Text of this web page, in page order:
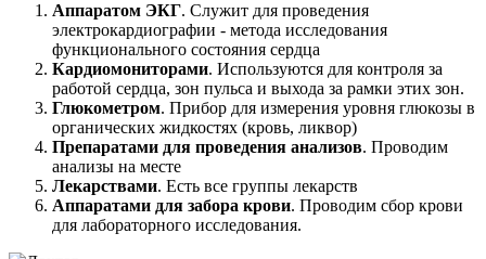
Аппаратом ЭКГ. Служит для проведения
электрокардиографии - метода исследования
функционального состояния сердца
Кардиомониторами. Используются для контроля за
работой сердца, зон пульса и выхода за рамки этих зон.
Глюкометром. Прибор для измерения уровня глюкозы в
органических жидкостях (кровь, ликвор)
Препаратами для проведения анализов. Проводим
анализы на месте
Лекарствами. Есть все группы лекарств
Аппаратами для забора крови. Проводим сбор крови
для лабораторного исследования.